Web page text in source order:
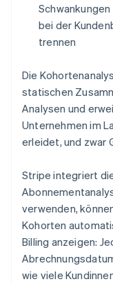
bei der
trennen
Die
statischen
Analysen und
Unternehmen im
erleidet, und zwar
Stripe integriert
verwenden,
Kohorten
Billing anzeigen:
wie viele